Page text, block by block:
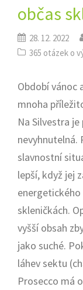
občas
28. 12. 2022
365 otázek o
Období vánoc
mnoha
Na Silvestra
nevyhnutelná.
slavnostní
lepší, když jej
energetického
skleničkách.
vyšší obsah
jako suché.
láhev sektu
Prosecco má